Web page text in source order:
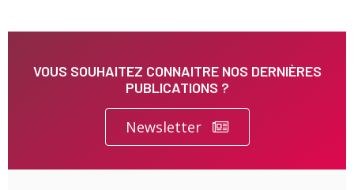
VOUS SOUHAITEZ CONNAITRE NOS DERNIÈRES
PUBLICATIONS ?
Newsletter